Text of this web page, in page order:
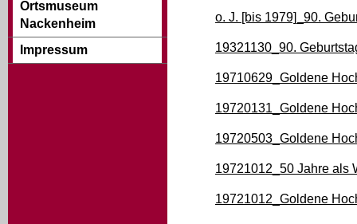
Ortsmuseum
Nackenheim
Impressum
o. J. [bis 1979]_90.
19321130_90.
19710629_Goldene
19720131_Goldene
19720503_Goldene
19721012_50 Jahre als
19721012_Goldene